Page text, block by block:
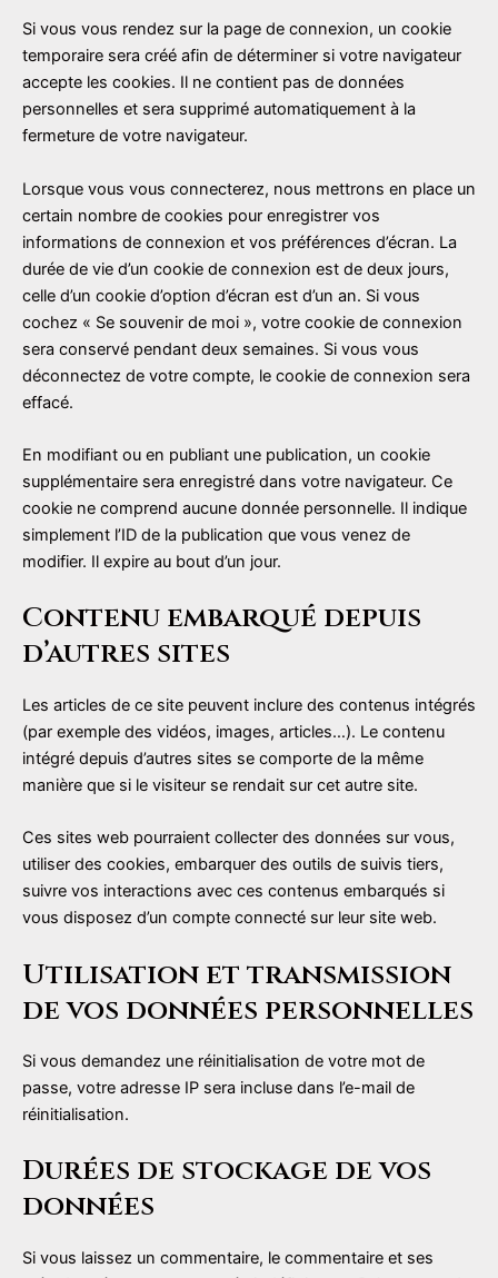
Si vous vous rendez sur la page de connexion, un cookie
temporaire sera créé afin de déterminer si votre navigateur
accepte les cookies. Il ne contient pas de données
personnelles et sera supprimé automatiquement à la
fermeture de votre navigateur.
Lorsque vous vous connecterez, nous mettrons en place un
certain nombre de cookies pour enregistrer vos
informations de connexion et vos préférences d’écran. La
durée de vie d’un cookie de connexion est de deux jours,
celle d’un cookie d’option d’écran est d’un an. Si vous
cochez « Se souvenir de moi », votre cookie de connexion
sera conservé pendant deux semaines. Si vous vous
déconnectez de votre compte, le cookie de connexion sera
effacé.
En modifiant ou en publiant une publication, un cookie
supplémentaire sera enregistré dans votre navigateur. Ce
cookie ne comprend aucune donnée personnelle. Il indique
simplement l’ID de la publication que vous venez de
modifier. Il expire au bout d’un jour.
Contenu embarqué depuis
d’autres sites
Les articles de ce site peuvent inclure des contenus intégrés
(par exemple des vidéos, images, articles…). Le contenu
intégré depuis d’autres sites se comporte de la même
manière que si le visiteur se rendait sur cet autre site.
Ces sites web pourraient collecter des données sur vous,
utiliser des cookies, embarquer des outils de suivis tiers,
suivre vos interactions avec ces contenus embarqués si
vous disposez d’un compte connecté sur leur site web.
Utilisation et transmission
de vos données personnelles
Si vous demandez une réinitialisation de votre mot de
passe, votre adresse IP sera incluse dans l’e-mail de
réinitialisation.
Durées de stockage de vos
données
Si vous laissez un commentaire, le commentaire et ses